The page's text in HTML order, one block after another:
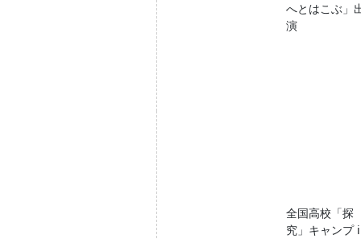
へとはこぶ」
演
全国高校「探
究」キャンプ